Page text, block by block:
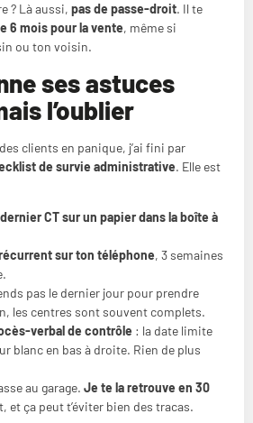
? Là aussi, pas de passe-droit. Il te
6 mois pour la vente, même si
ou ton voisin.
ses astuces
l’oublier
clients en panique, j’ai fini par
de survie administrative. Elle est
CT sur un papier dans la boîte à
sur ton téléphone, 3 semaines
pas le dernier jour pour prendre
les centres sont souvent complets.
verbal de contrôle : la date limite
blanc en bas à droite. Rien de plus
au garage. Je te la retrouve en 30
et ça peut t’éviter bien des tracas.